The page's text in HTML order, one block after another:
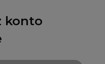
konto